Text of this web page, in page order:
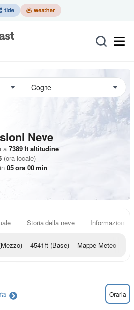
Neve
a 7389ft altitudine
(ora locale)
05ora 00min
Storia della neve Informazioni
(Mezzo) 4541ft (Base) Mappe Meteo
Oraria